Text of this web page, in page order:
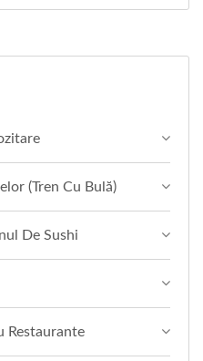
(Tren Cu Bulă)
De Sushi
Restaurante